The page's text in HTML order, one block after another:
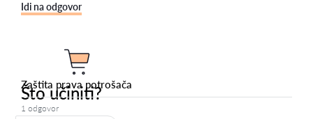
Idi na odgovor
Zaštita prava potrošača
Što učiniti?
1 odgovor